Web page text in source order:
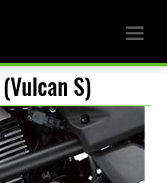
S)